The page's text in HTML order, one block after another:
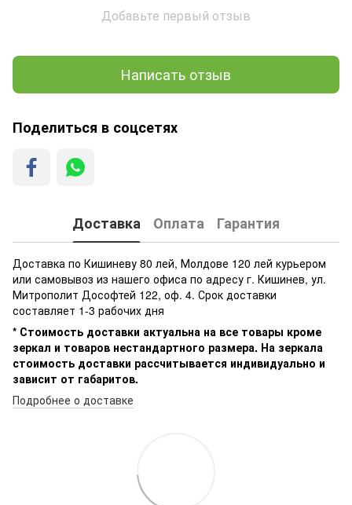
Добавьте первый отзыв
Написать отзыв
Поделиться в соцсетях
Доставка Оплата Гарантия
Доставка по Кишиневу 80 лей, Молдове 120 лей курьером
или самовывоз из нашего офиса по адресу г. Кишинев, ул.
Митрополит Дософтей 122, оф. 4. Срок доставки
составляет 1-3 рабочих дня
* Стоимость доставки актуальна на все товары кроме
зеркал и товаров нестандартного размера. На зеркала
стоимость доставки рассчитывается индивидуально и
зависит от габаритов.
Подробнее о доставке